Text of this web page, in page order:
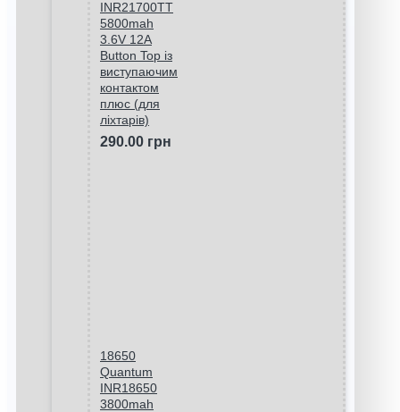
INR21700TT
5800mah
3.6V 12A
Button Top із
виступаючим
контактом
плюс (для
ліхтарів)
290.00 грн
18650
Quantum
INR18650
3800mah